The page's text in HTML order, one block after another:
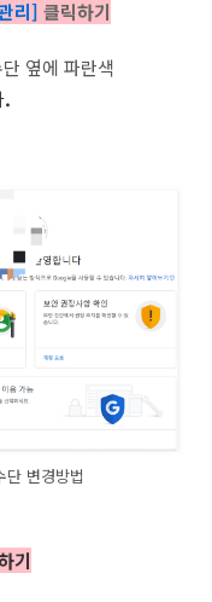
리] 클릭하기
옆에 파란색
.
변경방법
기